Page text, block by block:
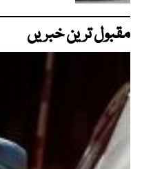
مقبول ترین خبریں